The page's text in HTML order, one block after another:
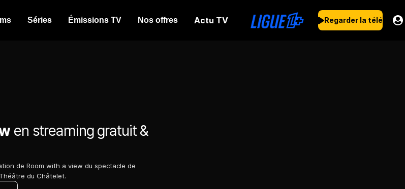
Séries Émissions TV Nos offres Actu TV Regarder la télé
en streaming gratuit &
de Room with a view du spectacle de
du Châtelet.